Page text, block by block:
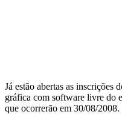
Já estão abertas as inscrições
gráfica com software livre do
que ocorrerão em 30/08/2008.